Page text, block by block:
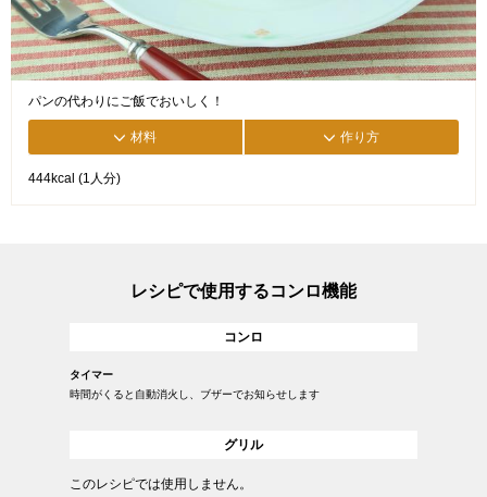
パンの代わりにご飯でおいしく！
材料 作り方
444kcal (1人分)
レシピで使用するコンロ機能
コンロ
タイマー
時間がくると自動消火し、ブザーでお知らせします
グリル
このレシピでは使用しません。